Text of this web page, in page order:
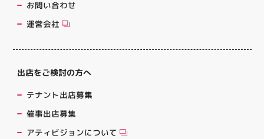
お問い合わせ
運営会社
出店をご検討の方へ
テナント出店募集
催事出店募集
アティビジョンについて